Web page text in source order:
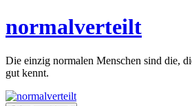
Inhalt
normalverteilt
Die einzig normalen Menschen sind die,
gut kennt.